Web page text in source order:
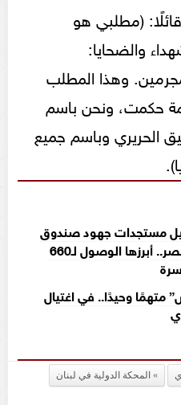
(مطلبي هو
والضحايا:
وهذا المطلب
حكمت، ونحن باسم
الحريري وباسم جميع
مستجدات جهود صندوق
تحيا مصر.. أبرزها الوصول لـ660
متهمًا وحيدًا.. في اغتيال
المحكة الدولية في لبنان